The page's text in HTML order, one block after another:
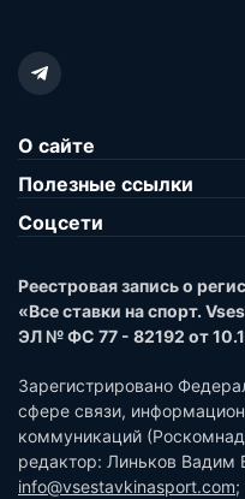
О сайте
Полезные ссылки
Соцсети
Реестровая запись о
«Все ставки на спорт.
ЭЛ № ФС 77 - 82192 от
Зарегистрировано
сфере связи,
коммуникаций
редактор: Линьков Вадим
info@vsestavkinasport.com;